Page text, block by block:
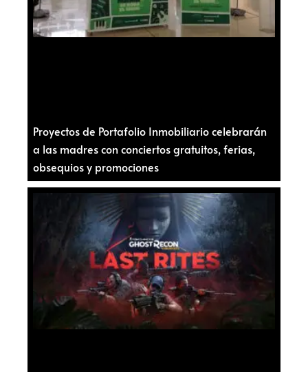
Proyectos de Portafolio Inmobiliario celebrarán
a las madres con conciertos gratuitos, ferias,
obsequios y promociones